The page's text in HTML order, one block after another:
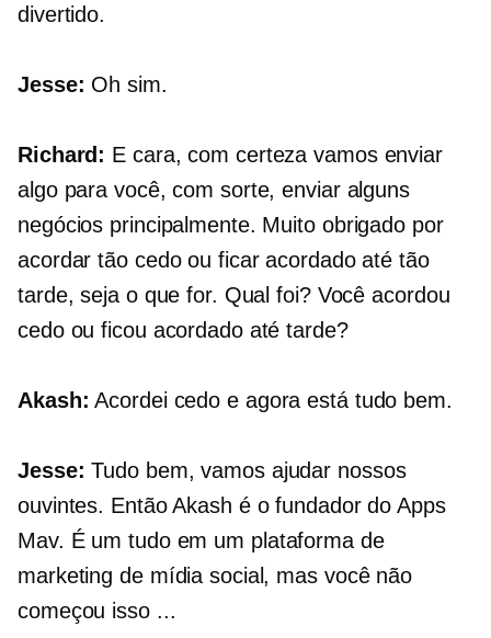
divertido.
Jesse: Oh sim.
Richard: E cara, com certeza vamos enviar
algo para você, com sorte, enviar alguns
negócios principalmente. Muito obrigado por
acordar tão cedo ou ficar acordado até tão
tarde, seja o que for. Qual foi? Você acordou
cedo ou ficou acordado até tarde?
Akash: Acordei cedo e agora está tudo bem.
Jesse: Tudo bem, vamos ajudar nossos
ouvintes. Então Akash é o fundador do Apps
Mav. É umtudo em um plataforma de
marketing de mídia social, mas você não
começou isso ...